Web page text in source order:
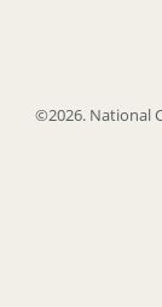
©2026. National